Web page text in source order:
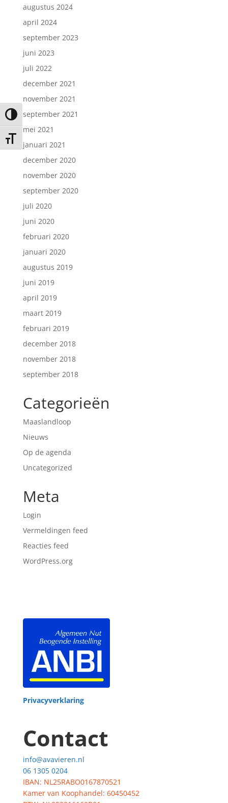
Keuze voor hoog contrast
Kies grootte van het lettertype
augustus 2024
april 2024
september 2023
juni 2023
juli 2022
december 2021
november 2021
september 2021
mei 2021
januari 2021
december 2020
november 2020
september 2020
juli 2020
juni 2020
februari 2020
januari 2020
augustus 2019
juni 2019
april 2019
maart 2019
februari 2019
december 2018
november 2018
september 2018
Categorieën
Maaslandloop
Nieuws
Op de agenda
Uncategorized
Meta
Login
Vermeldingen feed
Reacties feed
WordPress.org
Privacyverklaring
Contact
info@avavieren.nl
06 1305 0204
IBAN: NL25RABO0167870521
Kamer van Koophandel: 60450452